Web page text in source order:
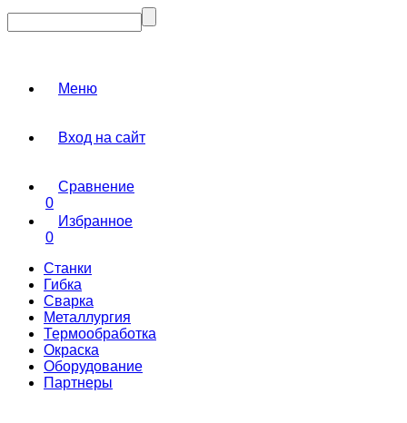
Меню
Вход на сайт
Сравнение
0
Избранное
0
Станки
Гибка
Сварка
Металлургия
Термообработка
Окраска
Оборудование
Партнеры